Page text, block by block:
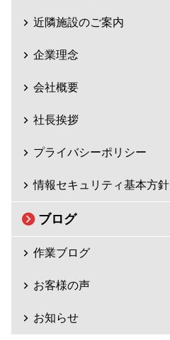
近隣施設のご案内
企業理念
会社概要
社長挨拶
プライバシーポリシー
情報セキュリティ基本方針
ブログ
作業ブログ
お客様の声
お知らせ